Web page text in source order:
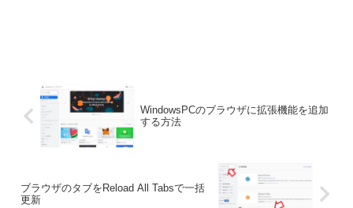
WindowsPCのブラウザに拡張機能を追加
する方法
ブラウザのタブをReload All Tabsで一括
更新